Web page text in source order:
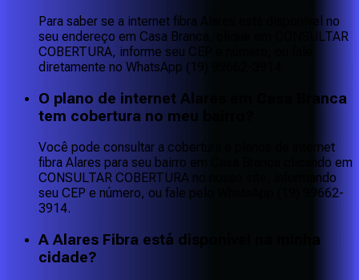
Para saber se a internet fibra Alares está disponível no
seu endereço em Casa Branca, clique em CONSULTAR
COBERTURA, informe seu CEP e número, ou fale
diretamente no WhatsApp (19) 99662-3914.
O plano de internet Alares em Casa Branca
tem cobertura no meu bairro?
Você pode consultar a cobertura e planos de internet
fibra Alares para seu bairro em Casa Branca clicando em
CONSULTAR COBERTURA no nosso site, informando
seu CEP e número, ou fale pelo WhatsApp (19) 99662-
3914.
A Alares Fibra está disponível na minha
cidade?